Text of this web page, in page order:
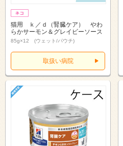
猫用 ｋ／ｄ（腎臓ケア） やわ
らかサーモン＆グレイビーソース
85g×12 (ウェット/パウチ)
取扱い病院